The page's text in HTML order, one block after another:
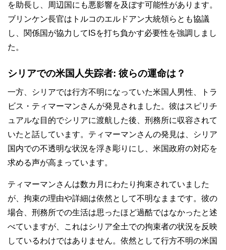
を助長し、周辺国にも悪影響を及ぼす可能性があります。
ブリンケン長官はトルコのエルドアン大統領らとも協議
し、関係国が協力してISを打ち負かす必要性を強調しまし
た。
シリアでの米国人失踪者: 彼らの運命は？
一方、シリアでは行方不明になっていた米国人男性、トラ
ビス・ティマーマンさんが発見されました。彼はスピリチ
ュアルな目的でシリアに渡航した後、刑務所に収容されて
いたと話しています。ティマーマンさんの発見は、シリア
国内での不透明な状況を浮き彫りにし、米国政府の対応を
求める声が高まっています。
ティマーマンさんは数カ月にわたり拘束されていました
が、拘束の理由や詳細は依然として不明なままです。彼の
場合、刑務所での生活は思ったほど過酷ではなかったと述
べていますが、これはシリア全土での拘束者の状況を反映
しているわけではありません。依然として行方不明の米国